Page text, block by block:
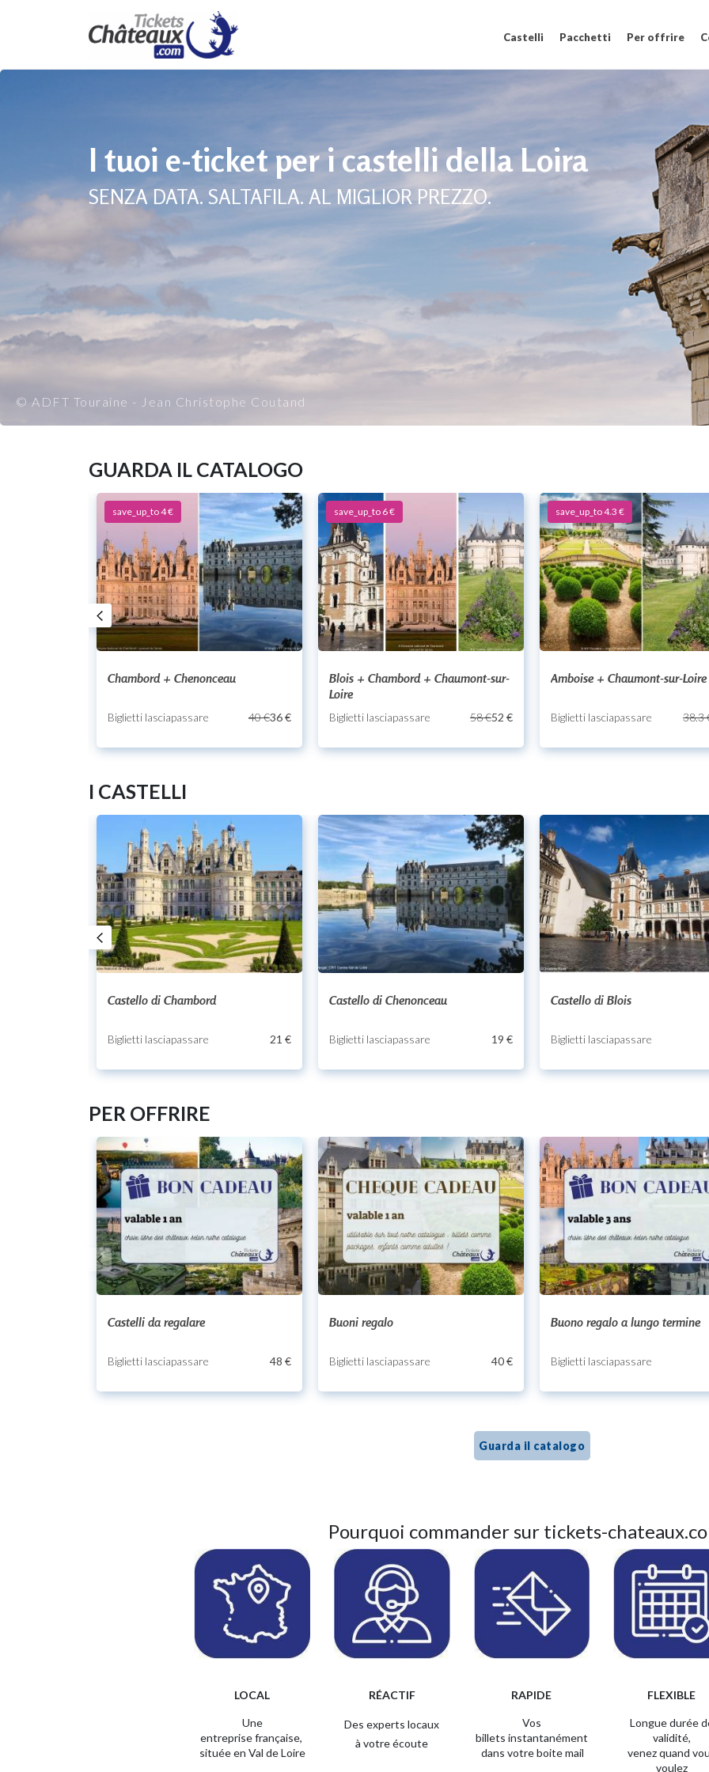
Castelli Pacchetti Per offrire
I tuoi e-ticket per i castelli della Loira
SENZA DATA. SALTAFILA. AL MIGLIOR PREZZO.
© ADFT Touraine - Jean Christophe Coutand
GUARDA IL CATALOGO
save_up_to 4 €
Chambord + Chenonceau
Biglietti lasciapassare 40 €36 €
save_up_to 6 €
Blois + Chambord + Chaumont-sur-
Loire
Biglietti lasciapassare 58 €52 €
save_up_to 4.3 €
Amboise + Chaumont-sur-Loire
Biglietti lasciapassare 38.3
I CASTELLI
Castello di Chambord
Biglietti lasciapassare 21 €
Castello di Chenonceau
Biglietti lasciapassare 19 €
Castello di Blois
Biglietti lasciapassare
PER OFFRIRE
Castelli da regalare
Biglietti lasciapassare 48 €
Buoni regalo
Biglietti lasciapassare 40 €
Buono regalo a lungo termine
Biglietti lasciapassare
Guarda il catalogo
Pourquoi commander sur tickets-
LOCAL
Une
entreprisefrançaise,
située en Val de Loire
RÉACTIF
Des experts locaux
à votre écoute
RAPIDE
Vos
billets instantanément
dans votre boite mail
FLEXIBLE
Longue durée
validité,
venezquand
voulez